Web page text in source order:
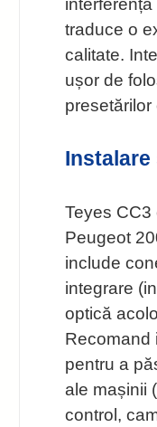
traduce o
calitate.
ușor de
presetărilor
Teyes CC3
Peugeot
include
integrare
optică
Recomand
pentru a
ale mașinii
control,